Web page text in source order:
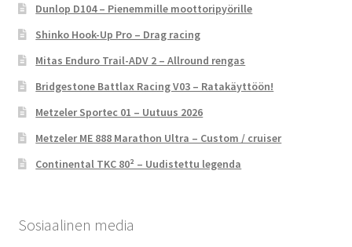
Dunlop D104 – Pienemmille moottoripyörille
Shinko Hook-Up Pro – Drag racing
Mitas Enduro Trail-ADV 2 – Allround rengas
Bridgestone Battlax Racing V03 – Ratakäyttöön!
Metzeler Sportec 01 – Uutuus 2026
Metzeler ME 888 Marathon Ultra – Custom / cruiser
Continental TKC 80² – Uudistettu legenda
Sosiaalinen media